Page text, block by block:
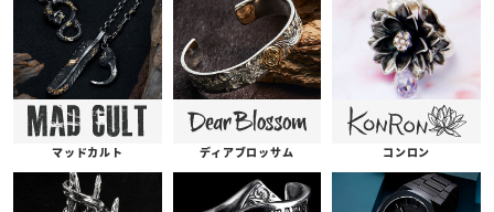
マッドカルト ディアブロッサム コンロン